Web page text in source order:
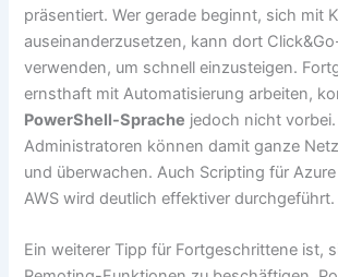
präsentiert. Wer gerade beginnt, sich mit
auseinanderzusetzen, kann dort
verwenden, um schnell einzusteigen.
ernsthaft mit Automatisierung arbeiten,
PowerShell-Sprache jedoch nicht
Administratoren können damit ganze
und überwachen. Auch Scripting für
AWS wird deutlich effektiver durchgeführt.
Ein weiterer Tipp für Fortgeschrittene ist,